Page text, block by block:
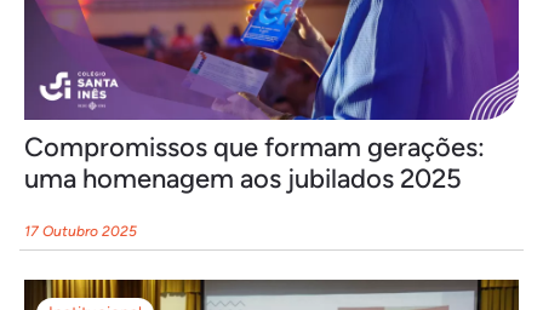
Compromissos que formam gerações:
uma homenagem aos jubilados 2025
17 Outubro 2025